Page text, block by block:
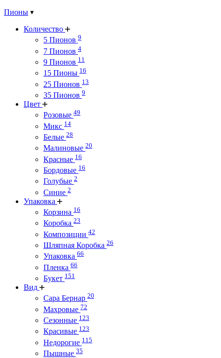
Пионы
Количество
5 Пионов 9
7 Пионов 4
9 Пионов 11
15 Пионы 16
25 Пионов 13
35 Пионов 9
Цвет
Розовые 49
Микс 14
Белые 28
Малиновые 20
Красные 16
Бордовые 16
Голубые 2
Синие 2
Упаковка
Корзина 16
Коробка 23
Композиции 42
Шляпная Коробка 26
Упаковка 66
Пленка 66
Букет 151
Вид
Сара Бернар 20
Махровые 72
Сезонные 123
Красивые 123
Недорогие 115
Пышные 35